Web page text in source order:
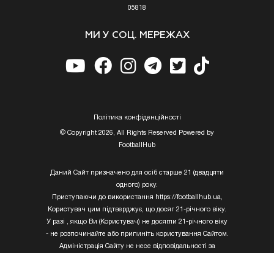
05818
МИ У СОЦ. МЕРЕЖАХ
Полiтика конфiденцiйностi
© Copyright 2026, All Rights Reserved Powered by
FootballHub
Даний Сайт призначено для осіб старше 21 (двадцяти
одного) року.
Приступаючи до використання https://footballhub.ua,
Користувач цим підтверджує, що досяг 21-річного віку.
У разі , якщо Ви (Користувач) не досягли 21-річного віку
- не розпочинайте або припиніть користування Сайтом.
Адміністрація Сайту не несе відповідальності за